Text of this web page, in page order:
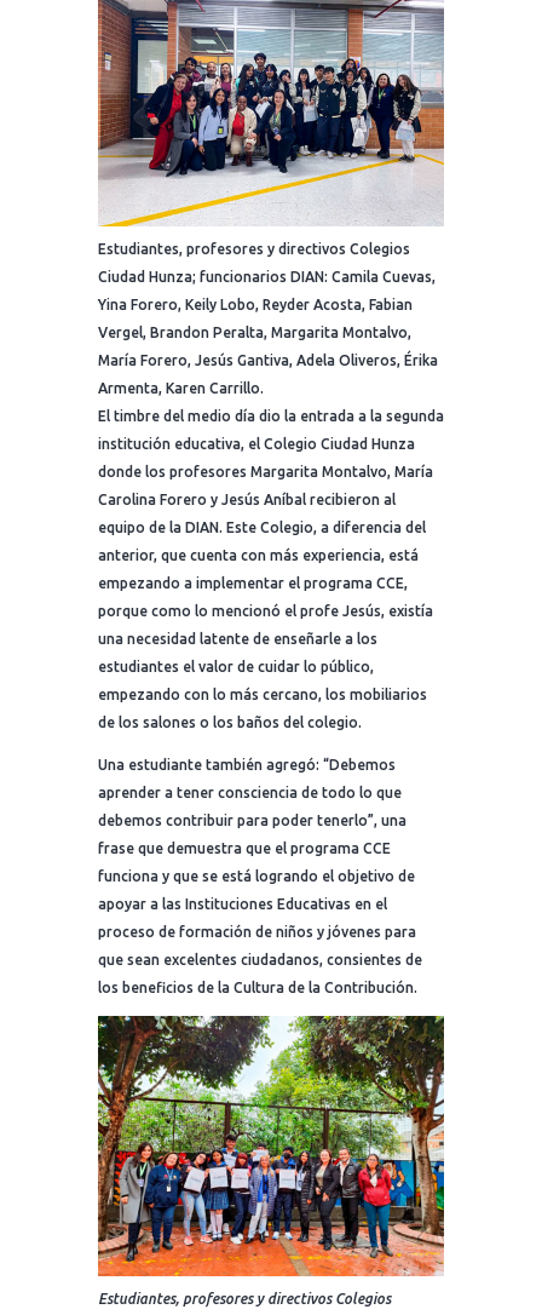
Estudiantes, profesores y directivos Colegios
Ciudad Hunza; funcionarios DIAN: Camila Cuevas,
Yina Forero, Keily Lobo, Reyder Acosta, Fabian
Vergel, Brandon Peralta, Margarita Montalvo,
María Forero, Jesús Gantiva, Adela Oliveros, Érika
Armenta, Karen Carrillo.
El timbre del medio día dio la entrada a la segunda
institución educativa, el Colegio Ciudad Hunza
donde los profesores Margarita Montalvo, María
Carolina Forero y Jesús Aníbal recibieron al
equipo de la DIAN. Este Colegio, a diferencia del
anterior, que cuenta con más experiencia, está
empezando a implementar el programa CCE,
porque como lo mencionó el profe Jesús, existía
una necesidad latente de enseñarle a los
estudiantes el valor de cuidar lo público,
empezando con lo más cercano, los mobiliarios
de los salones o los baños del colegio.
Una estudiante también agregó: “Debemos
aprender a tener consciencia de todo lo que
debemos contribuir para poder tenerlo”, una
frase que demuestra que el programa CCE
funciona y que se está logrando el objetivo de
apoyar a las Instituciones Educativas en el
proceso de formación de niños y jóvenes para
que sean excelentes ciudadanos, consientes de
los beneficios de la Cultura de la Contribución.
Estudiantes, profesores y directivos Colegios